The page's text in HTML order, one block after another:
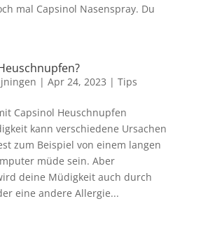
mal Capsinol Nasenspray. Du
| Apr 24, 2023 | Tips
Capsinol Heuschnupfen
kann verschiedene Ursachen
zum Beispiel von einem langen
müde sein. Aber
deine Müdigkeit auch durch
eine andere Allergie...